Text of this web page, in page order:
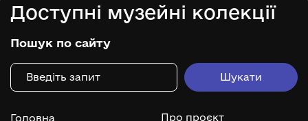
Доступні музейні колекції
Пошук по сайту
Головна
Про проєкт